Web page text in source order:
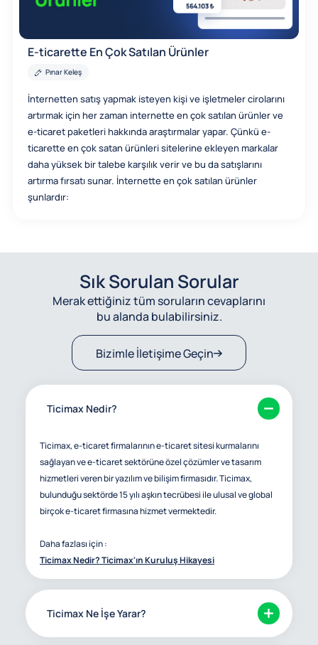
E-ticarette En Çok Satılan Ürünler
Pınar Keleş
İnternetten satış yapmak isteyen kişi ve işletmeler cirolarını
artırmak için her zaman internette en çok satılan ürünler ve
e-ticaret paketleri hakkında araştırmalar yapar. Çünkü e-
ticarette en çok satan ürünleri sitelerine ekleyen markalar
daha yüksek bir talebe karşılık verir ve bu da satışlarını
artırma fırsatı sunar. İnternette en çok satılan ürünler
şunlardır:
Sık Sorulan Sorular
Merak ettiğiniz tüm soruların cevaplarını
bu alanda bulabilirsiniz.
Bizimle İletişime Geçin
Ticimax Nedir?
Ticimax, e-ticaret firmalarının e-ticaret sitesi kurmalarını
sağlayan ve e-ticaret sektörüne özel çözümler ve tasarım
hizmetleri veren bir yazılım ve bilişim firmasıdır. Ticimax,
bulunduğu sektörde 15 yılı aşkın tecrübesi ile ulusal ve global
birçok e-ticaret firmasına hizmet vermektedir.
Daha fazlası için :
Ticimax Nedir? Ticimax'ın Kuruluş Hikayesi
Ticimax Ne İşe Yarar?